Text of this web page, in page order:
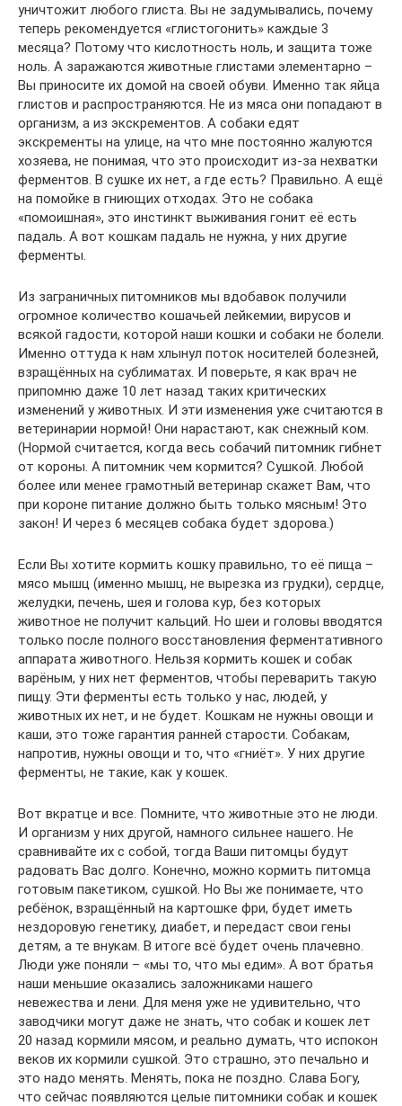
уничтожит любого глиста. Вы не задумывались, почему
теперь рекомендуется «глистогонить» каждые 3
месяца? Потому что кислотность ноль, и защита тоже
ноль. А заражаются животные глистами элементарно –
Вы приносите их домой на своей обуви. Именно так яйца
глистов и распространяются. Не из мяса они попадают в
организм, а из экскрементов. А собаки едят
экскременты на улице, на что мне постоянно жалуются
хозяева, не понимая, что это происходит из-за нехватки
ферментов. В сушке их нет, а где есть? Правильно. А ещё
на помойке в гниющих отходах. Это не собака
«помоишная», это инстинкт выживания гонит её есть
падаль. А вот кошкам падаль не нужна, у них другие
ферменты.
Из заграничных питомников мы вдобавок получили
огромное количество кошачьей лейкемии, вирусов и
всякой гадости, которой наши кошки и собаки не болели.
Именно оттуда к нам хлынул поток носителей болезней,
взращённых на сублиматах. И поверьте, я как врач не
припомню даже 10 лет назад таких критических
изменений у животных. И эти изменения уже считаются в
ветеринарии нормой! Они нарастают, как снежный ком.
(Нормой считается, когда весь собачий питомник гибнет
от короны. А питомник чем кормится? Сушкой. Любой
более или менее грамотный ветеринар скажет Вам, что
при короне питание должно быть только мясным! Это
закон! И через 6 месяцев собака будет здорова.)
Если Вы хотите кормить кошку правильно, то её пища –
мясо мышц (именно мышц, не вырезка из грудки), сердце,
желудки, печень, шея и голова кур, без которых
животное не получит кальций. Но шеи и головы вводятся
только после полного восстановления ферментативного
аппарата животного. Нельзя кормить кошек и собак
варёным, у них нет ферментов, чтобы переварить такую
пищу. Эти ферменты есть только у нас, людей, у
животных их нет, и не будет. Кошкам не нужны овощи и
каши, это тоже гарантия ранней старости. Собакам,
напротив, нужны овощи и то, что «гниёт». У них другие
ферменты, не такие, как у кошек.
Вот вкратце и все. Помните, что животные это не люди.
И организм у них другой, намного сильнее нашего. Не
сравнивайте их с собой, тогда Ваши питомцы будут
радовать Вас долго. Конечно, можно кормить питомца
готовым пакетиком, сушкой. Но Вы же понимаете, что
ребёнок, взращённый на картошке фри, будет иметь
нездоровую генетику, диабет, и передаст свои гены
детям, а те внукам. В итоге всё будет очень плачевно.
Люди уже поняли – «мы то, что мы едим». А вот братья
наши меньшие оказались заложниками нашего
невежества и лени. Для меня уже не удивительно, что
заводчики могут даже не знать, что собак и кошек лет
20 назад кормили мясом, и реально думать, что испокон
веков их кормили сушкой. Это страшно, это печально и
это надо менять. Менять, пока не поздно. Слава Богу,
что сейчас появляются целые питомники собак и кошек